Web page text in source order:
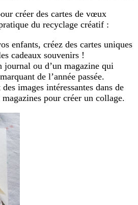
créer des cartes de vœux
du recyclage créatif :
enfants, créez des cartes uniques
cadeaux souvenirs !
journal ou d’un magazine qui
de l’année passée.
images intéressantes dans de
pour créer un collage.